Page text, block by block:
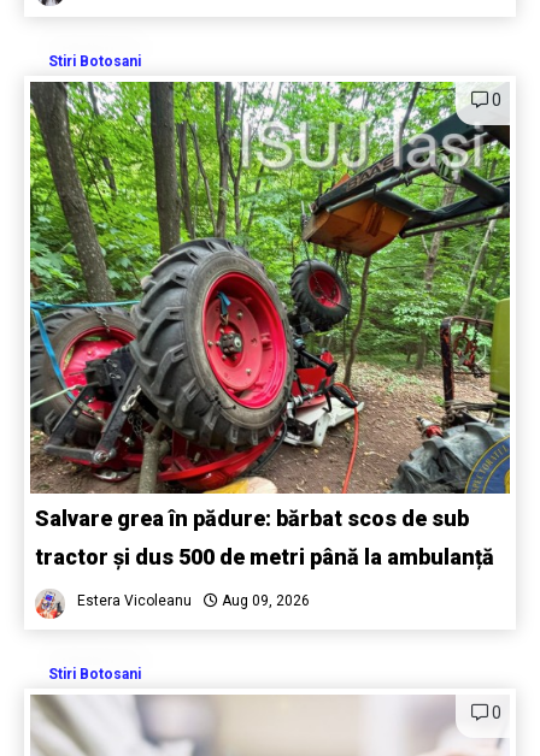
Stiri Botosani
0
Salvare grea în pădure: bărbat scos de sub
tractor și dus 500 de metri până la ambulanță
Estera Vicoleanu Aug 09, 2026
Stiri Botosani
0